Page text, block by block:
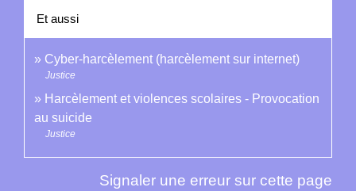
Et aussi
Cyber-harcèlement (harcèlement sur internet)
Justice
Harcèlement et violences scolaires - Provocation
au suicide
Justice
Signaler une erreur sur cette page